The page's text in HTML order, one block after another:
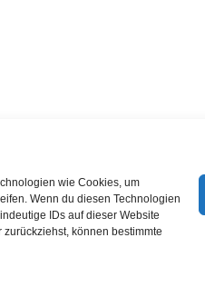
wie Cookies, um
Wenn du diesen Technologien
IDs auf dieser Website
können bestimmte